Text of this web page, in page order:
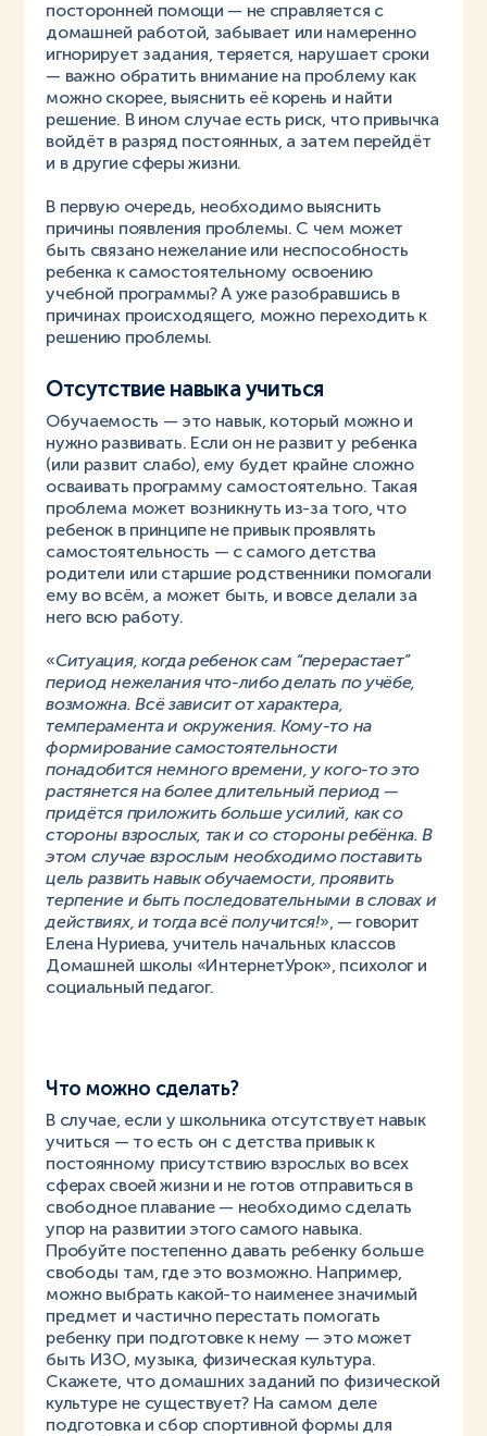
посторонней помощи — не справляется с
домашней работой, забывает или намеренно
игнорирует задания, теряется, нарушает сроки
— важно обратить внимание на проблему как
можно скорее, выяснить её корень и найти
решение. В ином случае есть риск, что привычка
войдёт в разряд постоянных, а затем перейдёт
и в другие сферы жизни.
В первую очередь, необходимо выяснить
причины появления проблемы. С чем может
быть связано нежелание или неспособность
ребенка к самостоятельному освоению
учебной программы? А уже разобравшись в
причинах происходящего, можно переходить к
решению проблемы.
Отсутствие навыка учиться
Обучаемость — это навык, который можно и
нужно развивать. Если он не развит у ребенка
(или развит слабо), ему будет крайне сложно
осваивать программу самостоятельно. Такая
проблема может возникнуть из-за того, что
ребенок в принципе не привык проявлять
самостоятельность — с самого детства
родители или старшие родственники помогали
ему во всём, а может быть, и вовсе делали за
него всю работу.
«Ситуация, когда ребенок сам “перерастает”
период нежелания что-либо делать по учёбе,
возможна. Всё зависит от характера,
темперамента и окружения. Кому-то на
формирование самостоятельности
понадобится немного времени, у кого-то это
растянется на более длительный период —
придётся приложить больше усилий, как со
стороны взрослых, так и со стороны ребёнка. В
этом случае взрослым необходимо поставить
цель развить навык обучаемости, проявить
терпение и быть последовательными в словах и
действиях, и тогда всё получится!», — говорит
Елена Нуриева, учитель начальных классов
Домашней школы «ИнтернетУрок», психолог и
социальный педагог.
Что можно сделать?
В случае, если у школьника отсутствует навык
учиться — то есть он с детства привык к
постоянному присутствию взрослых во всех
сферах своей жизни и не готов отправиться в
свободное плавание — необходимо сделать
упор на развитии этого самого навыка.
Пробуйте постепенно давать ребенку больше
свободы там, где это возможно. Например,
можно выбрать какой-то наименее значимый
предмет и частично перестать помогать
ребенку при подготовке к нему — это может
быть ИЗО, музыка, физическая культура.
Скажете, что домашних заданий по физической
культуре не существует? На самом деле
подготовка и сбор спортивной формы для